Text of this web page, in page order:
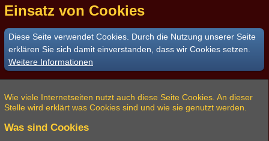
Einsatz von Cookies
Diese Seite verwendet Cookies. Durch die Nutzung unserer Seite
erklären Sie sich damit einverstanden, dass wir Cookies setzen.
Weitere Informationen
Wie viele Internetseiten nutzt auch diese Seite Cookies. An dieser
Stelle wird erklärt was Cookies sind und wie sie genutzt werden.
Was sind Cookies